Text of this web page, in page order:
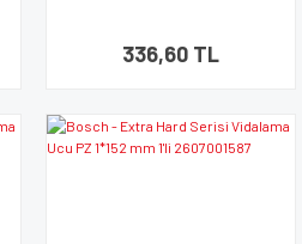
336,60 TL